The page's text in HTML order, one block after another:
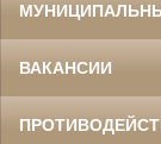
ВАКАНСИИ